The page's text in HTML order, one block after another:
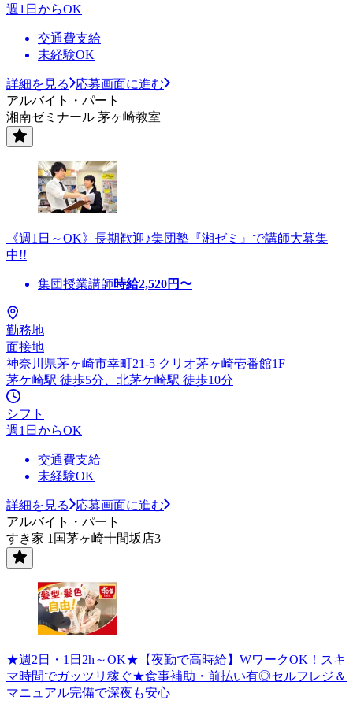
週1日からOK
交通費支給
未経験OK
詳細を見る
応募画面に進む
アルバイト・パート
湘南ゼミナール 茅ヶ崎教室
《週1日～OK》長期歓迎♪集団塾『湘ゼミ』で講師大募集
中!!
集団授業講師時給2,520円〜
勤務地
面接地
神奈川県茅ヶ崎市幸町21‐5 クリオ茅ヶ崎壱番館1F
茅ケ崎駅 徒歩5分、北茅ケ崎駅 徒歩10分
シフト
週1日からOK
交通費支給
未経験OK
詳細を見る
応募画面に進む
アルバイト・パート
すき家 1国茅ヶ崎十間坂店3
★週2日・1日2h～OK★【夜勤で高時給】WワークOK！スキ
マ時間でガッツリ稼ぐ★食事補助・前払い有◎セルフレジ＆
マニュアル完備で深夜も安心